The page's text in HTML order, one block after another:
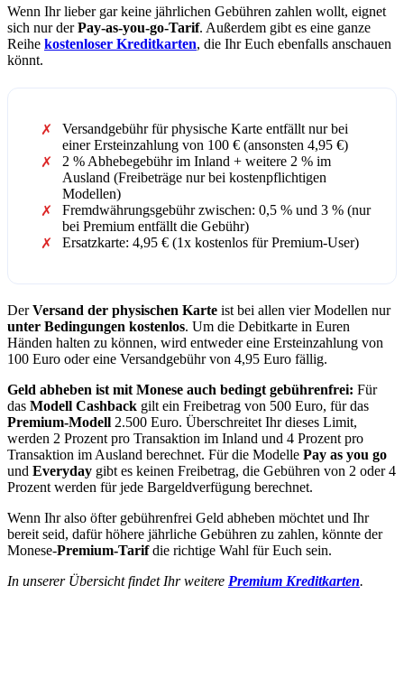
Wenn Ihr lieber gar keine jährlichen Gebühren zahlen wollt, eignet
sich nur derPay-as-you-go-Tarif. Außerdem gibt es eine ganze
Reihe kostenloser Kreditkarten, die Ihr Euch ebenfalls anschauen
könnt.
Versandgebühr für physische Karte entfällt nur bei
einer Ersteinzahlung von 100 € (ansonsten 4,95 €)
2 % Abhebegebühr im Inland + weitere 2 % im
Ausland (Freibeträge nur bei kostenpflichtigen
Modellen)
Fremdwährungsgebühr zwischen: 0,5 % und 3 % (nur
bei Premium entfällt die Gebühr)
Ersatzkarte: 4,95 € (1x kostenlos für Premium-User)
DerVersand der physischen Karte ist bei allen vier Modellen nur
unter Bedingungen kostenlos. Um die Debitkarte in Euren
Händen halten zu können, wird entweder eine Ersteinzahlung von
100 Euro oder eine Versandgebühr von 4,95 Euro fällig.
Geld abheben ist mit Monese auch bedingt gebührenfrei: Für
das Modell Cashback gilt ein Freibetrag von 500 Euro, für das
Premium-Modell 2.500 Euro. Überschreitet Ihr dieses Limit,
werden 2 Prozent pro Transaktion im Inland und 4 Prozent pro
Transaktion im Ausland berechnet. Für die Modelle Pay as you go
und Everyday gibt es keinen Freibetrag, die Gebühren von 2 oder 4
Prozent werden für jede Bargeldverfügung berechnet.
Wenn Ihr also öfter gebührenfrei Geld abheben möchtet und Ihr
bereit seid, dafür höhere jährliche Gebühren zu zahlen, könnte der
Monese-Premium-Tarifdie richtige Wahl für Euch sein.
In unserer Übersicht findet Ihr weitere Premium Kreditkarten.